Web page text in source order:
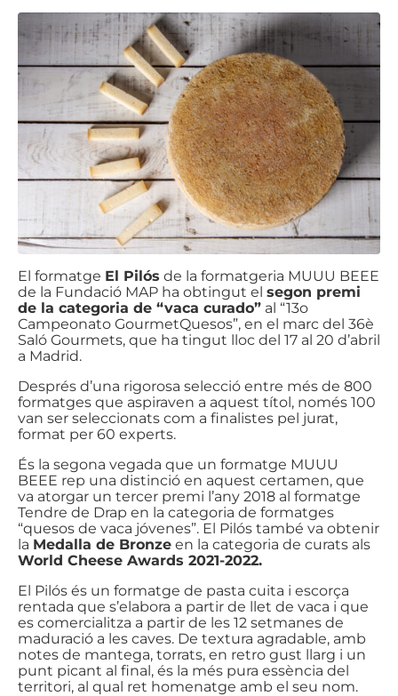
El formatge El Pilós de la formatgeria MUUU BEEE
de la Fundació MAP ha obtingut el segon premi
de la categoria de “vaca curado” al “13o
Campeonato GourmetQuesos”, en el marc del 36è
Saló Gourmets, que ha tingut lloc del 17 al 20 d’abril
a Madrid.
Després d’una rigorosa selecció entre més de 800
formatges que aspiraven a aquest títol, només 100
van ser seleccionats com a finalistes pel jurat,
format per 60 experts.
És la segona vegada que un formatge MUUU
BEEE rep una distinció en aquest certamen, que
va atorgar un tercer premi l’any 2018 al formatge
Tendre de Drap en la categoria de formatges
“quesos de vaca jóvenes”. El Pilós també va obtenir
la Medalla de Bronze en la categoria de curats als
World Cheese Awards 2021-2022.
El Pilós és un formatge de pasta cuita i escorça
rentada que s’elabora a partir de llet de vaca i que
es comercialitza a partir de les 12 setmanes de
maduració a les caves. De textura agradable, amb
notes de mantega, torrats, en retro gust llarg i un
punt picant al final, és la més pura essència del
territori, al qual ret homenatge amb el seu nom.